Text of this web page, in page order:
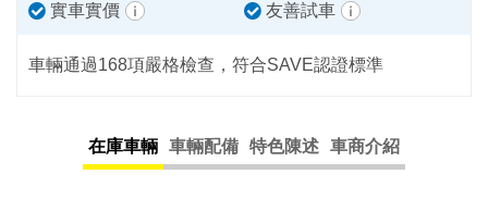
實車實價
友善試車
車輛通過168項嚴格檢查，符合SAVE認證標準
在庫車輛 車輛配備 特色陳述 車商介紹